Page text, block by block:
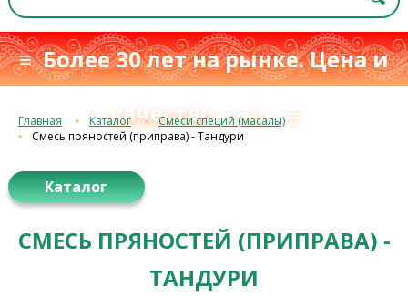
≡ Более 30 лет на рынке. Цена и
качествос 1993 г.≡
Главная Каталог
Смеси специй (масалы)
Смесь пряностей (приправа) - Тандури
Каталог
СМЕСЬ ПРЯНОСТЕЙ (ПРИПРАВА) -
ТАНДУРИ